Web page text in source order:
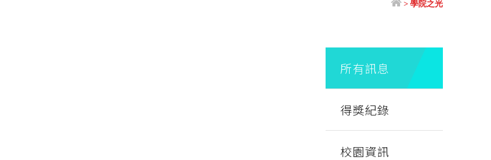
> 學院之光
所有訊息
得獎紀錄
校園資訊